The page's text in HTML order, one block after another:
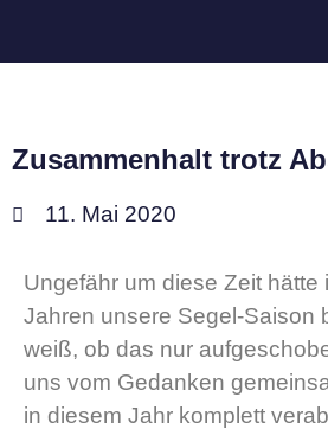
Zusammenhalt trotz
11. Mai 2020
Ungefähr um diese Zeit hätte
Jahren unsere Segel-Saison
weiß, ob das nur
uns vom Gedanken
in diesem Jahr komplett